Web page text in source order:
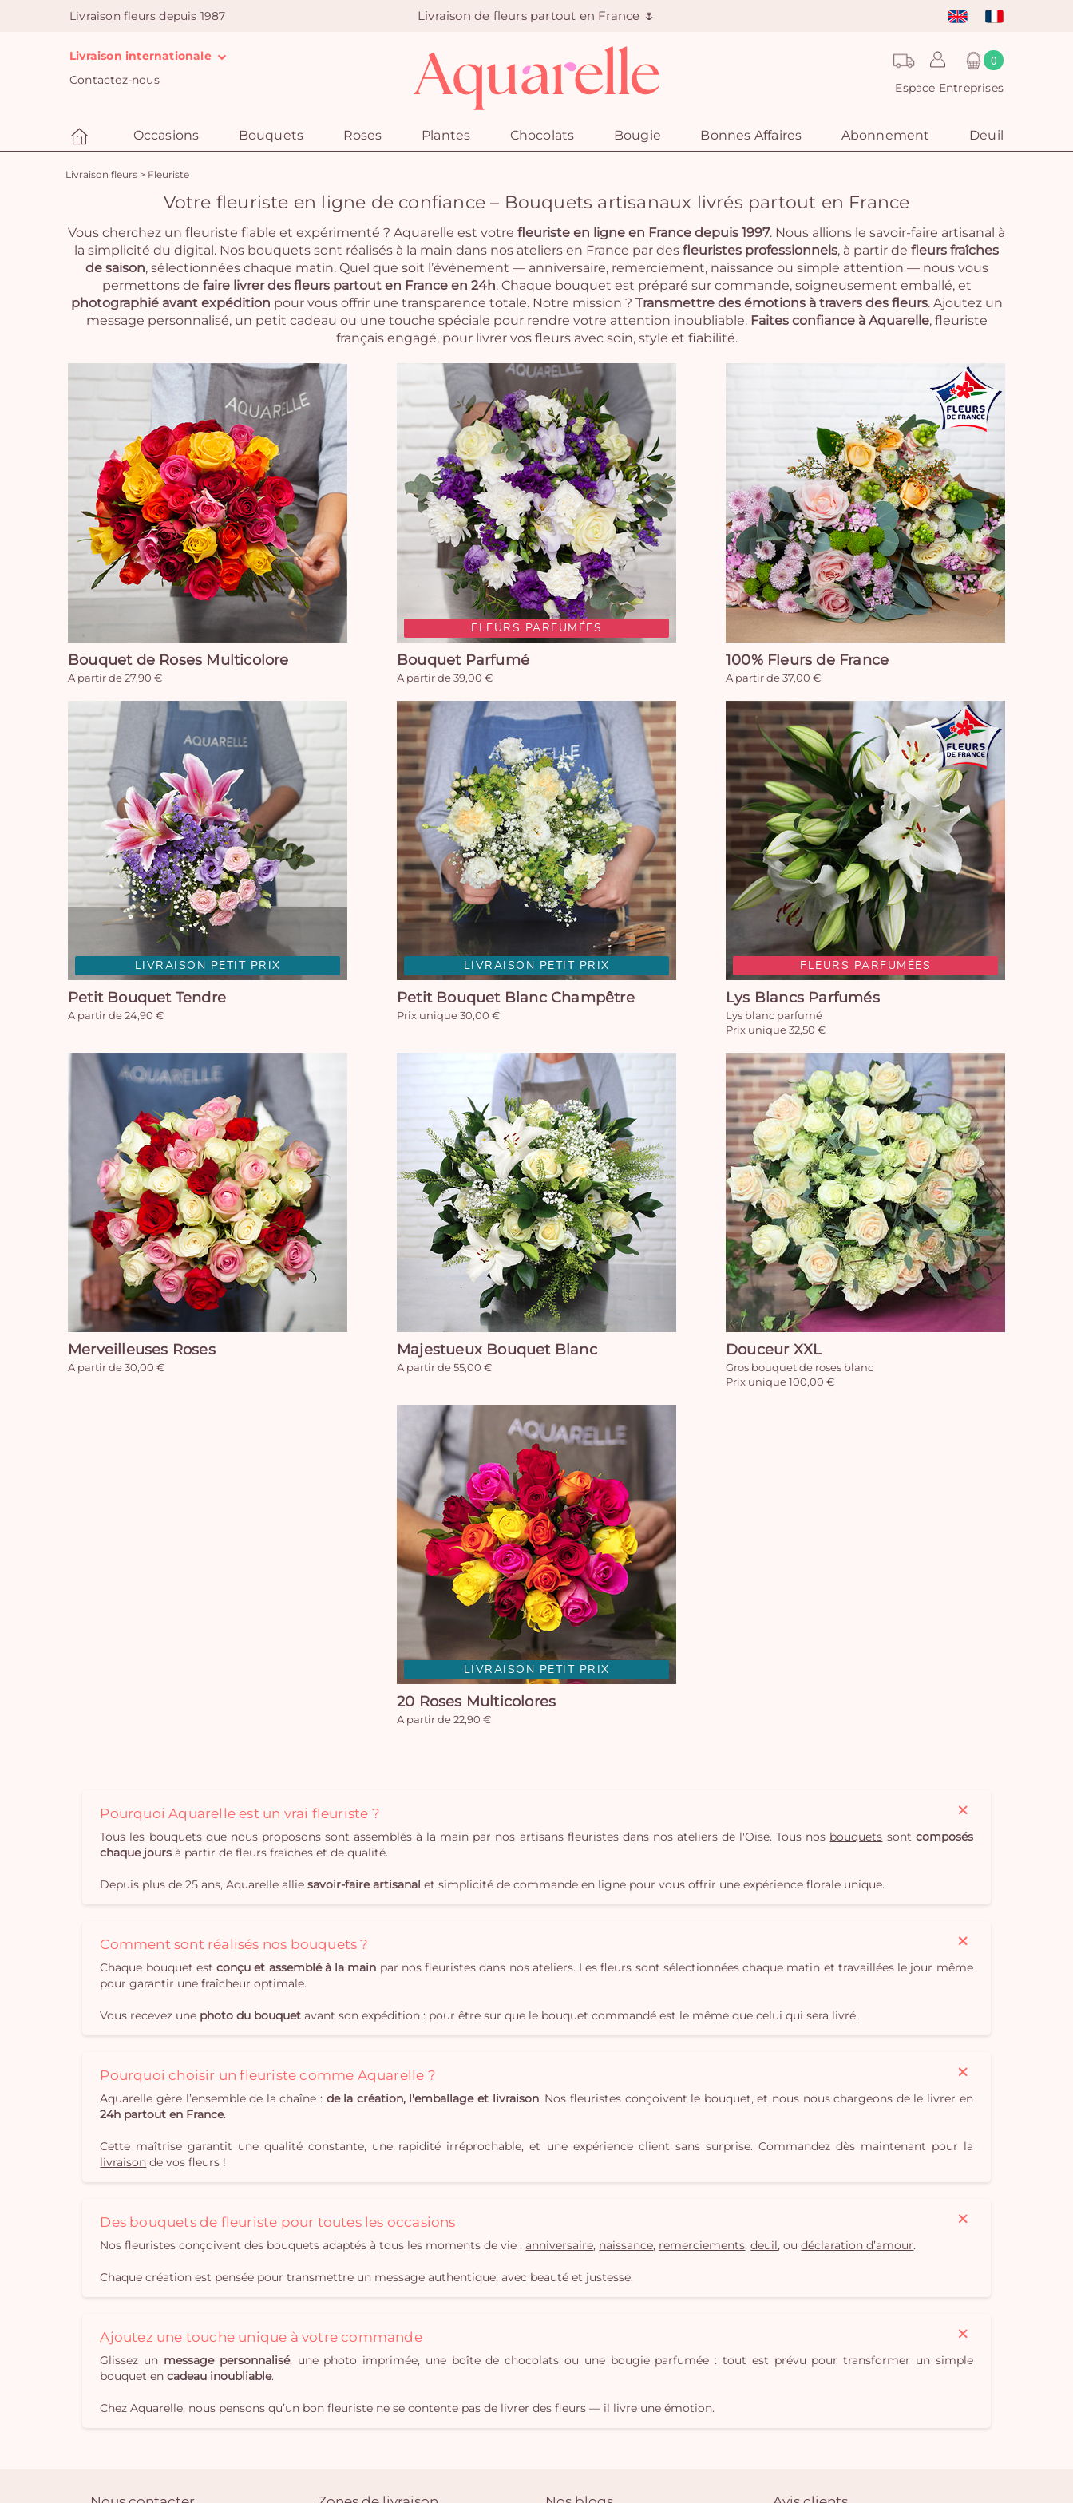
Livraison fleurs depuis 1987 Livraison de fleurs partout en France 🌷
Livraison internationale
Contactez-nous
0
Espace Entreprises
Occasions Bouquets Roses Plantes Chocolats Bougie Bonnes Affaires Abonnement Deuil
Livraison fleurs > Fleuriste
Votre fleuriste en ligne de confiance – Bouquets artisanaux livrés partout en France
Vous cherchez un fleuriste fiable et expérimenté ? Aquarelle est votre fleuriste en ligne en France depuis 1997. Nous allions le savoir-faire artisanal à
la simplicité du digital. Nos bouquets sont réalisés à la main dans nos ateliers en France par des fleuristes professionnels, à partir de fleurs fraîches
de saison, sélectionnées chaque matin. Quel que soit l’événement — anniversaire, remerciement, naissance ou simple attention — nous vous
permettons de faire livrer des fleurs partout en France en 24h. Chaque bouquet est préparé sur commande, soigneusement emballé, et
photographié avant expédition pour vous offrir une transparence totale. Notre mission ? Transmettre des émotions à travers des fleurs. Ajoutez un
message personnalisé, un petit cadeau ou une touche spéciale pour rendre votre attention inoubliable. Faites confiance à Aquarelle, fleuriste
français engagé, pour livrer vos fleurs avec soin, style et fiabilité.
Bouquet de Roses Multicolore
A partir de 27,90 €
FLEURS PARFUMÉES
Bouquet Parfumé
A partir de 39,00 €
100% Fleurs de France
A partir de 37,00 €
LIVRAISON PETIT PRIX
Petit Bouquet Tendre
A partir de 24,90 €
LIVRAISON PETIT PRIX
Petit Bouquet Blanc Champêtre
Prix unique 30,00 €
FLEURS PARFUMÉES
Lys Blancs Parfumés
Lys blanc parfumé
Prix unique 32,50 €
Merveilleuses Roses
A partir de 30,00 €
Majestueux Bouquet Blanc
A partir de 55,00 €
Douceur XXL
Gros bouquet de roses blanc
Prix unique 100,00 €
LIVRAISON PETIT PRIX
20 Roses Multicolores
A partir de 22,90 €
Pourquoi Aquarelle est un vrai fleuriste ?
Tous les bouquets que nous proposons sont assemblés à la main par nos artisans fleuristes dans nos ateliers de l'Oise. Tous nos bouquets sont composés
chaque jours à partir de fleurs fraîches et de qualité.
Depuis plus de 25 ans, Aquarelle alliesavoir-faire artisanal et simplicité de commande en ligne pour vous offrir une expérience florale unique.
Comment sont réalisés nos bouquets ?
Chaque bouquet estconçu et assemblé à la main par nos fleuristes dans nos ateliers. Les fleurs sont sélectionnées chaque matin et travaillées le jour même
pour garantir une fraîcheur optimale.
Vous recevez une photo du bouquet avant son expédition : pour être sur que le bouquet commandé est le même que celui qui sera livré.
Pourquoi choisir un fleuriste comme Aquarelle ?
Aquarelle gère l’ensemble de la chaîne : de la création, l'emballage et livraison. Nos fleuristes conçoivent le bouquet, et nous nous chargeons de le livrer en
24h partout en France.
Cette maîtrise garantit une qualité constante, une rapidité irréprochable, et une expérience client sans surprise. Commandez dès maintenant pour la
livraison de vos fleurs !
Des bouquets de fleuriste pour toutes les occasions
Nos fleuristes conçoivent des bouquets adaptés à tous les moments de vie :anniversaire, naissance, remerciements,deuil, oudéclaration d’amour.
Chaque création est pensée pour transmettre un message authentique, avec beauté et justesse.
Ajoutez une touche unique à votre commande
Glissez un message personnalisé, une photo imprimée, une boîte de chocolats ou une bougie parfumée : tout est prévu pour transformer un simple
bouquet encadeau inoubliable.
Chez Aquarelle, nous pensons qu’un bon fleuriste ne se contente pas de livrer des fleurs — il livre une émotion.